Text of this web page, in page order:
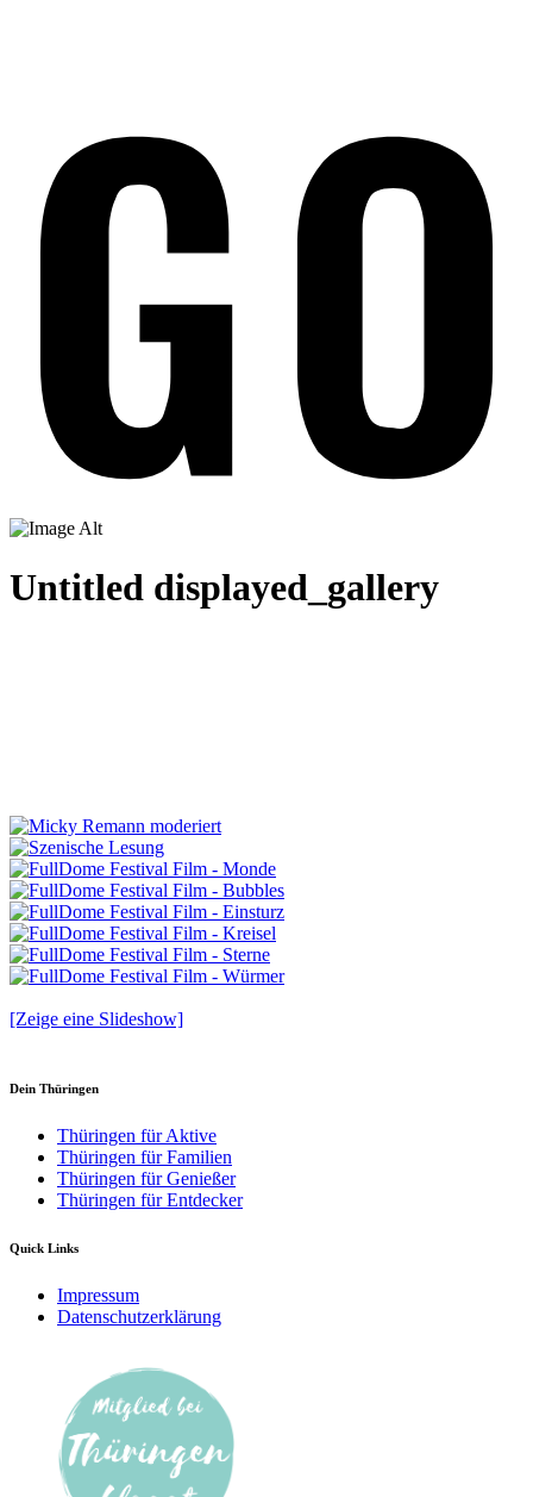
Untitled displayed_gallery
[Zeige eine Slideshow]
Dein Thüringen
Thüringen für Aktive
Thüringen für Familien
Thüringen für Genießer
Thüringen für Entdecker
Quick Links
Impressum
Datenschutzerklärung